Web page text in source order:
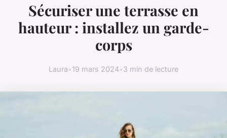
Sécuriser une terrasse en
hauteur : installez un garde-
corps
Laura•19 mars 2024•3 min de lecture